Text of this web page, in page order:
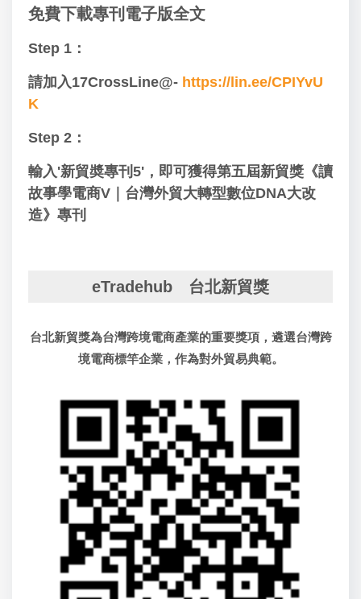
免費下載專刊電子版全文
Step 1：
請加入17CrossLine@- https://lin.ee/CPIYvU
K
Step 2：
輸入'新貿奬專刊5'，即可獲得第五屆新貿獎 《讀
故事學電商V｜台灣外貿大轉型數位DNA大改
造》 專刊
eTradehub 台北新貿獎
台北新貿獎為台灣跨境電商產業的重要獎項，遴選台灣跨
境電商標竿企業，作為對外貿易典範。